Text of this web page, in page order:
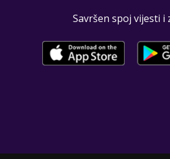
Savršen spoj vijesti i